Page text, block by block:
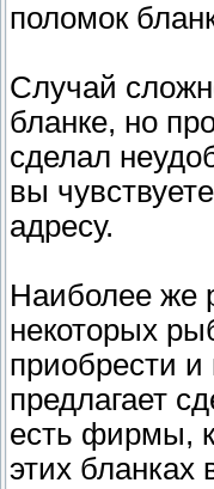
поломок
Случай
бланке, но
сделал
вы
адресу.
Наиболее же
некоторых
приобрести и
предлагает
есть фирмы,
этих бланках